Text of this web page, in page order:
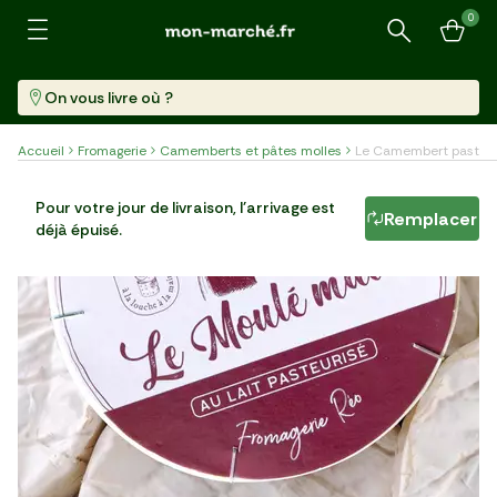
Recherche
0
On vous livre où ?
Accueil Fromagerie Camemberts et pâtes molles Le Camembert
Pièce (250 G) 16,76 €/kg
Pour votre jour de livraison, l'arrivage est
déjà épuisé.
Remplacer